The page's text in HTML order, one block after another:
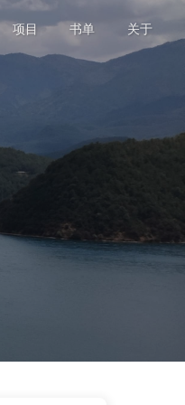
项目 书单 关于